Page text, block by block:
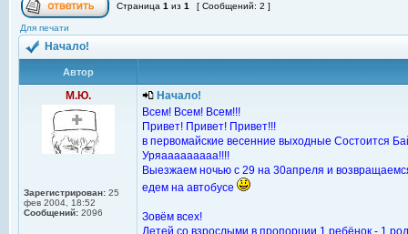
Страница 1 из 1 [ Сообщений: 2 ]
Для печати
Начало!
Автор
М.Ю.
Зарегистрирован: 25
фев 2004, 18:52
Сообщений: 2096
Начало!
Всем! Всем! Всем!!!
Привет! Привет! Привет!!!
в первомайские весенние выходные Состоится
Уряааааааааа!!!!
Выезжаем ночью с 29 на 30апреля и
едем на автобусе
Зовём всех!
Детей со взрослыми в пропорции 1 ребёнок - 1